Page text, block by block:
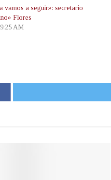
vamos a seguir»: secretario
Flores
AM